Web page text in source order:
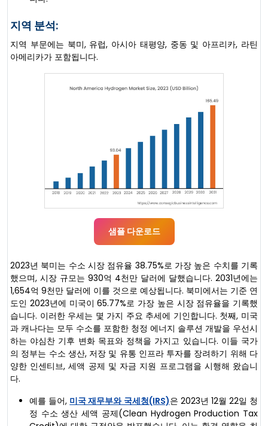
지역 분석:
지역 부문에는 북미, 유럽, 아시아 태평양, 중동 및 아프리카, 라틴
아메리카가 포함됩니다.
샘플 다운로드
2023년 북미는 수소 시장 점유율 38.75%로 가장 높은 수치를 기록
했으며, 시장 규모는 930억 4천만 달러에 달했습니다. 2031년에는
1,654억 9천만 달러에 이를 것으로 예상됩니다. 북미에서는 기준 연
도인 2023년에 미국이 65.77%로 가장 높은 시장 점유율을 기록했
습니다. 이러한 우세는 몇 가지 주요 추세에 기인합니다. 첫째, 미국
과 캐나다는 모두 수소를 포함한 청정 에너지 솔루션 개발을 우선시
하는 야심찬 기후 변화 목표와 정책을 가지고 있습니다. 이들 국가
의 정부는 수소 생산, 저장 및 유통 인프라 투자를 장려하기 위해 다
양한 인센티브, 세액 공제 및 자금 지원 프로그램을 시행해 왔습니
다.
예를 들어, 미국 재무부와 국세청(IRS)은 2023년 12월 22일 청
정 수소 생산 세액 공제(Clean Hydrogen Production Tax